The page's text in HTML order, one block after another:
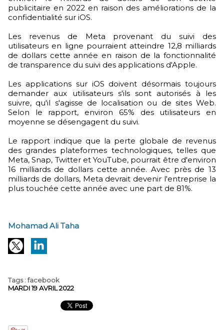
publicitaire en 2022 en raison des améliorations de la
confidentialité sur iOS.
Les revenus de Meta provenant du suivi des
utilisateurs en ligne pourraient atteindre 12,8 milliards
de dollars cette année en raison de la fonctionnalité
de transparence du suivi des applications d'Apple.
Les applications sur iOS doivent désormais toujours
demander aux utilisateurs s'ils sont autorisés à les
suivre, qu'il s'agisse de localisation ou de sites Web.
Selon le rapport, environ 65% des utilisateurs en
moyenne se désengagent du suivi.
Le rapport indique que la perte globale de revenus
des grandes plateformes technologiques, telles que
Meta, Snap, Twitter et YouTube, pourrait être d'environ
16 milliards de dollars cette année. Avec près de 13
milliards de dollars, Meta devrait devenir l'entreprise la
plus touchée cette année avec une part de 81%.
Mohamad Ali Taha
Tags:facebook
MARDI 19 AVRIL 2022